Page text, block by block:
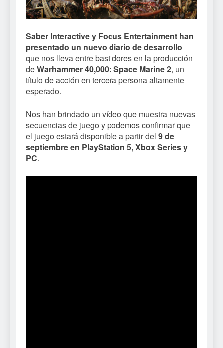
Saber Interactive y Focus Entertainment han
presentado un nuevo diario de desarrollo
que nos lleva entre bastidores en la producción
deWarhammer 40,000: Space Marine 2, un
título de acción en tercera persona altamente
esperado.
Nos han brindado un vídeo que muestra nuevas
secuencias de juego y podemos confirmar que
el juego estará disponible a partir del 9 de
septiembre en PlayStation 5, Xbox Series y
PC.